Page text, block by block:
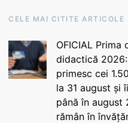
CELE MAI CITITE ARTICOLE
OFICIAL Prima
didactică
primesc cei
la 31 august și
până în august
rămân în